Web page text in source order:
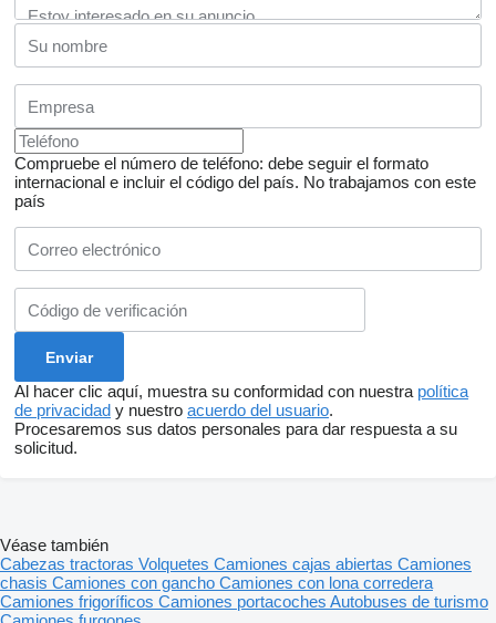
Compruebe el número de teléfono: debe seguir el formato
internacional e incluir el código del país. No trabajamos con este
país
Al hacer clic aquí, muestra su conformidad con nuestra política
de privacidad y nuestro acuerdo del usuario.
Procesaremos sus datos personales para dar respuesta a su
solicitud.
Véase también
Cabezas tractoras Volquetes Camiones cajas abiertas Camiones
chasis Camiones con gancho Camiones con lona corredera
Camiones frigoríficos Camiones portacoches Autobuses de turismo